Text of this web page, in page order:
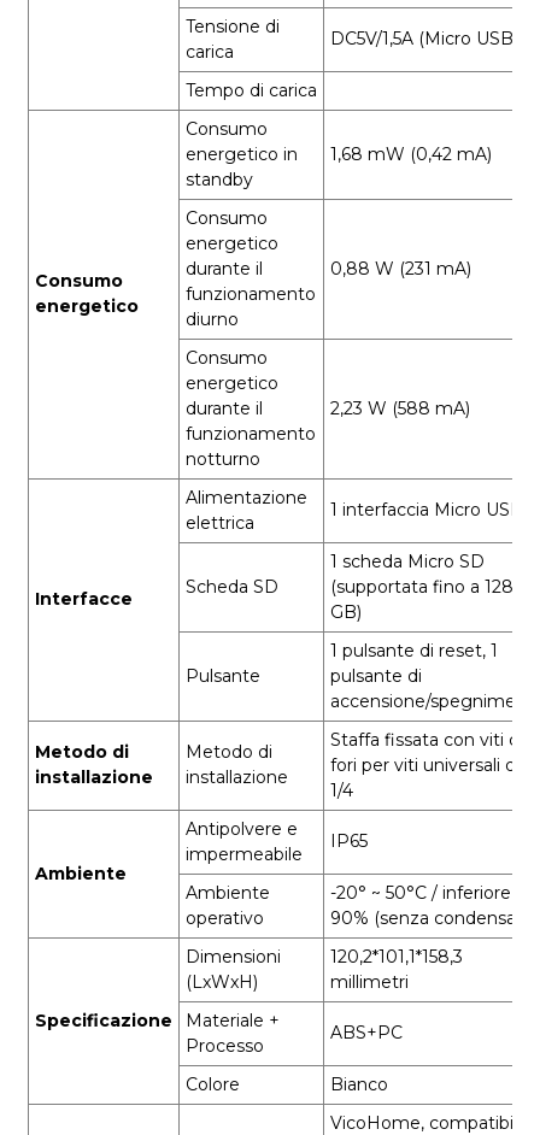
Tensione di
carica
DC5V/1,5A (Micro USB)
Tempo di carica
Consumo
energetico
Consumo
energetico in
standby
1,68 mW (0,42 mA)
Consumo
energetico
durante il
funzionamento
diurno
0,88 W (231 mA)
Consumo
energetico
durante il
funzionamento
notturno
2,23 W (588 mA)
Interfacce
Alimentazione
elettrica
1 interfaccia Micro USB
Scheda SD
1 scheda Micro SD
(supportata fino a 128
GB)
Pulsante
1 pulsante di reset, 1
pulsante di
accensione/
Metodo di
installazione
Metodo di
installazione
Staffa fissata con viti con
fori per viti universali da
1/4
Ambiente
Antipolvere e
impermeabile
IP65
Ambiente
operativo
-20° ~ 50°C / inferiore al
90% (senza condensa)
Specificazione
Dimensioni
(LxWxH)
120,2*101,1*158,3
millimetri
Materiale +
Processo
ABS+PC
Colore Bianco
VicoHome, compatibile